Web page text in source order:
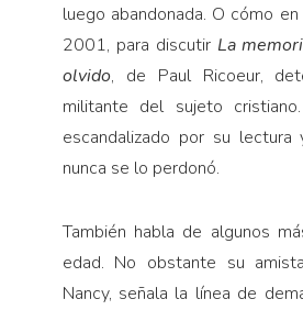
luego abandonada. O cómo
2001, para discutir La
olvido, de Paul Ricoeur,
militante del sujeto
escandalizado por su lectura
nunca se lo perdonó.
También habla de algunos
edad. No obstante su
Nancy, señala la línea de